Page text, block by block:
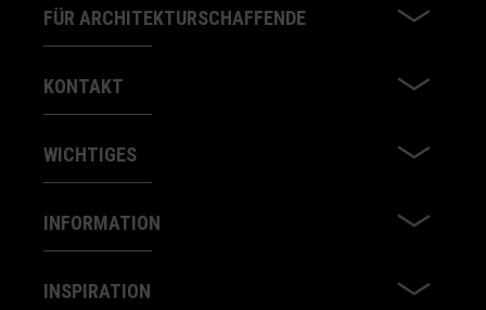
FÜR ARCHITEKTURSCHAFFENDE
KONTAKT
WICHTIGES
INFORMATION
INSPIRATION